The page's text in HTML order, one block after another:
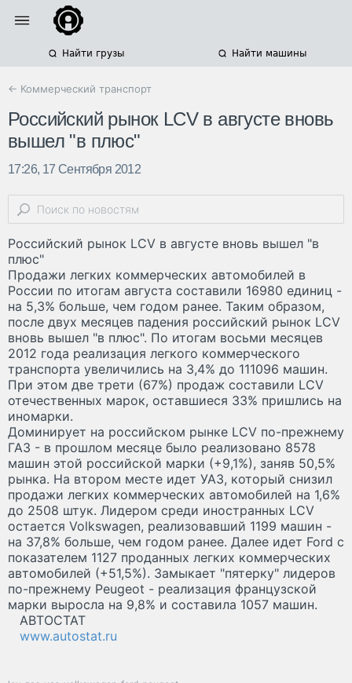
Найти грузы Найти машины
← Коммерческий транспорт
Российский рынок LCV в августе вновь
вышел "в плюс"
17:26, 17 Сентября 2012
Российский рынок LCV в августе вновь вышел "в
плюс"
Продажи легких коммерческих автомобилей в
России по итогам августа составили 16980 единиц -
на 5,3% больше, чем годом ранее. Таким образом,
после двух месяцев падения российский рынок LCV
вновь вышел "в плюс". По итогам восьми месяцев
2012 года реализация легкого коммерческого
транспорта увеличились на 3,4% до 111096 машин.
При этом две трети (67%) продаж составили LCV
отечественных марок, оставшиеся 33% пришлись на
иномарки.
Доминирует на российском рынке LCV по-прежнему
ГАЗ - в прошлом месяце было реализовано 8578
машин этой российской марки (+9,1%), заняв 50,5%
рынка. На втором месте идет УАЗ, который снизил
продажи легких коммерческих автомобилей на 1,6%
до 2508 штук. Лидером среди иностранных LCV
остается Volkswagen, реализовавший 1199 машин -
на 37,8% больше, чем годом ранее. Далее идет Ford с
показателем 1127 проданных легких коммерческих
автомобилей (+51,5%). Замыкает "пятерку" лидеров
по-прежнему Peugeot - реализация французской
марки выросла на 9,8% и составила 1057 машин.
АВТОСТАТ
www.autostat.ru